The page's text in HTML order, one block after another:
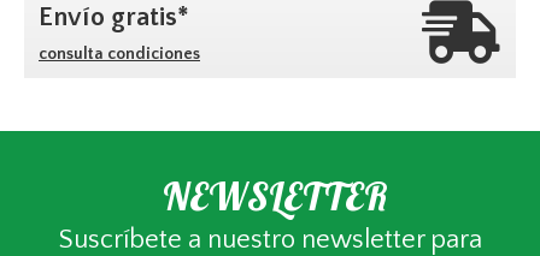
Envío gratis*
consulta condiciones
NEWSLETTER
Suscríbete a nuestro newsletter para